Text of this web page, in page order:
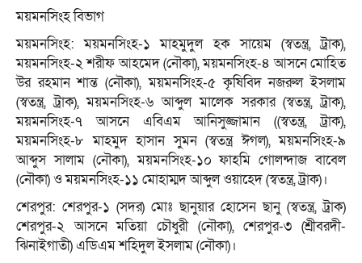
ময়মনসিংহ বিভাগ
ময়মনসিংহ: ময়মনসিংহ-১ মাহমুদুল হক সায়েম (স্বতন্ত্র, ট্রাক),
ময়মনসিংহ-২ শরীফ আহমেদ (নৌকা), ময়মনসিংহ-৪ আসনে মোহিত
উর রহমান শান্ত (নৌকা), ময়মনসিংহ-৫ কৃষিবিদ নজরুল ইসলাম
(স্বতন্ত্র, ট্রাক), ময়মনসিংহ-৬ আব্দুল মালেক সরকার (স্বতন্ত্র, ট্রাক),
ময়মনসিংহ-৭ আসনে এবিএম আনিসুজ্জামান ((স্বতন্ত্র, ট্রাক),
ময়মনসিংহ-৮ মাহমুদ হাসান সুমন (স্বতন্ত্র ঈগল), ময়মনসিংহ-৯
আব্দুস সালাম (নৌকা), ময়মনসিংহ-১০ ফাহমি গোলন্দাজ বাবেল
(নৌকা) ও ময়মনসিংহ-১১ মোহাম্মদ আব্দুল ওয়াহেদ (স্বতন্ত্র, ট্রাক)।
শেরপুর: শেরপুর-১ (সদর) মোঃ ছানুয়ার হোসেন ছানু (স্বতন্ত্র, ট্রাক)
শেরপুর-২ আসনে মতিয়া চৌধুরী (নৌকা), শেরপুর-৩ (শ্রীবরদী-
ঝিনাইগাতী) এডিএম শহিদুল ইসলাম (নৌকা)।